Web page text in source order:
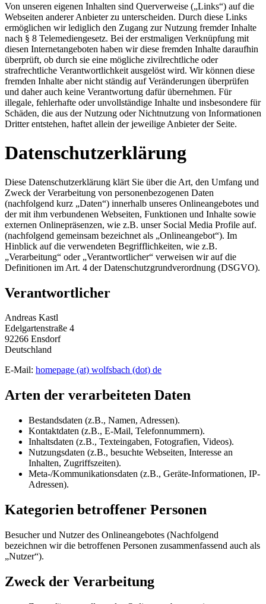
Von unseren eigenen Inhalten sind Querverweise („Links“) auf die
Webseiten anderer Anbieter zu unterscheiden. Durch diese Links
ermöglichen wir lediglich den Zugang zur Nutzung fremder Inhalte
nach § 8 Telemediengesetz. Bei der erstmaligen Verknüpfung mit
diesen Internetangeboten haben wir diese fremden Inhalte daraufhin
überprüft, ob durch sie eine mögliche zivilrechtliche oder
strafrechtliche Verantwortlichkeit ausgelöst wird. Wir können diese
fremden Inhalte aber nicht ständig auf Veränderungen überprüfen
und daher auch keine Verantwortung dafür übernehmen. Für
illegale, fehlerhafte oder unvollständige Inhalte und insbesondere für
Schäden, die aus der Nutzung oder Nichtnutzung von Informationen
Dritter entstehen, haftet allein der jeweilige Anbieter der Seite.
Datenschutzerklärung
Diese Datenschutzerklärung klärt Sie über die Art, den Umfang und
Zweck der Verarbeitung von personenbezogenen Daten
(nachfolgend kurz „Daten“) innerhalb unseres Onlineangebotes und
der mit ihm verbundenen Webseiten, Funktionen und Inhalte sowie
externen Onlinepräsenzen, wie z.B. unser Social Media Profile auf.
(nachfolgend gemeinsam bezeichnet als „Onlineangebot“). Im
Hinblick auf die verwendeten Begrifflichkeiten, wie z.B.
„Verarbeitung“ oder „Verantwortlicher“ verweisen wir auf die
Definitionen im Art. 4 der Datenschutzgrundverordnung (DSGVO).
Verantwortlicher
Andreas Kastl
Edelgartenstraße 4
92266 Ensdorf
Deutschland
E-Mail: homepage (at) wolfsbach (dot) de
Arten der verarbeiteten Daten
Bestandsdaten (z.B., Namen, Adressen).
Kontaktdaten (z.B., E-Mail, Telefonnummern).
Inhaltsdaten (z.B., Texteingaben, Fotografien, Videos).
Nutzungsdaten (z.B., besuchte Webseiten, Interesse an
Inhalten, Zugriffszeiten).
Meta-/Kommunikationsdaten (z.B., Geräte-Informationen, IP-
Adressen).
Kategorien betroffener Personen
Besucher und Nutzer des Onlineangebotes (Nachfolgend
bezeichnen wir die betroffenen Personen zusammenfassend auch als
„Nutzer“).
Zweck der Verarbeitung